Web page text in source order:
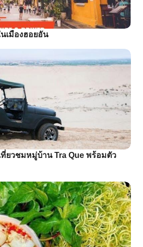
เมืองฮอยอัน
ยวชมหมู่บ้าน Tra Que พร้อมตัว